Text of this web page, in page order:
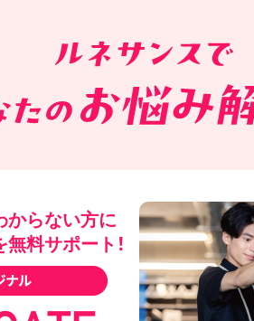
からない方に
料サポート！